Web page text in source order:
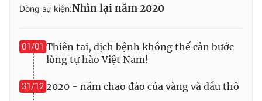
Dòng sự kiện:Nhìn lại năm 2020
01/01 Thiên tai, dịch bệnh không thể cản bước
lòng tự hào Việt Nam!
31/12 2020 - năm chao đảo của vàng và dầu thô